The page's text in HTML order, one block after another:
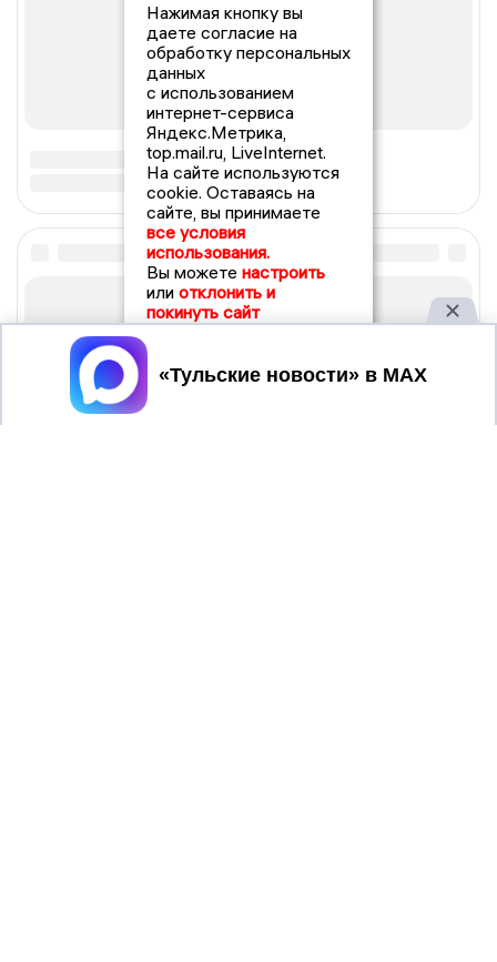
Нажимая кнопку вы
даете согласие на
обработку персональных
данных
с использованием
интернет-сервиса
Яндекс.Метрика,
top.mail.ru, LiveInternet.
На сайте используются
cookie. Оставаясь на
сайте, вы принимаете
все условия
использования.
Вы можете настроить
или отклонить и
покинуть сайт
Принять